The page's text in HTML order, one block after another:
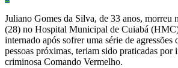
Juliano Gomes da Silva, de 33 anos, morreu
(28) no Hospital Municipal de Cuiabá
internado após sofrer uma série de agressões
pessoas próximas, teriam sido praticadas por
criminosa Comando Vermelho.